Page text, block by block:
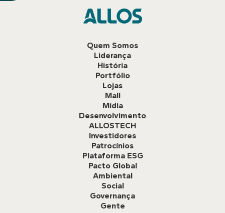
Quem Somos
Liderança
História
Portfólio
Lojas
Mall
Mídia
Desenvolvimento
ALLOSTECH
Investidores
Patrocínios
Plataforma ESG
Pacto Global
Ambiental
Social
Governança
Gente